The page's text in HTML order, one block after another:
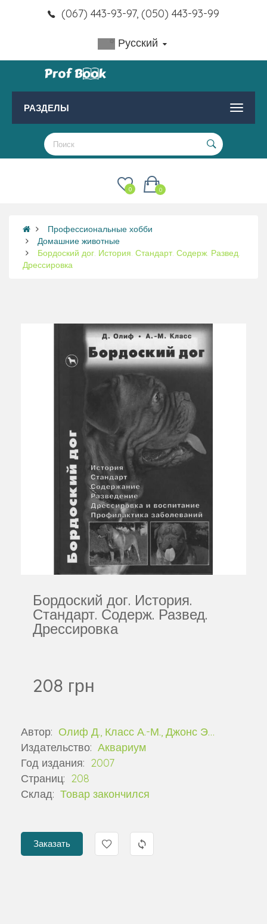
(067) 443-93-97, (050) 443-93-99
Русский
РАЗДЕЛЫ
0
0
Профессиональные хобби
Домашние животные
Бордоский дог. История. Стандарт. Содерж. Развед.
Дрессировка
Бордоский дог. История.
Стандарт. Содерж. Развед.
Дрессировка
208 грн
Автор: Олиф Д., Класс А.-М., Джонс Э…
Издательство: Аквариум
Год издания: 2007
Страниц: 208
Склад: Товар закончился
Заказать